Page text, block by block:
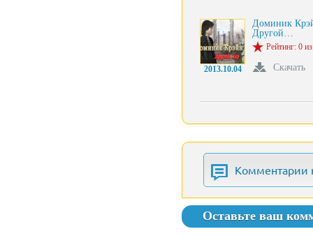
2013.10.04
Доминик
Другой…
Рейтинг: 0
Скачать
Комментарии
Оставьте ваш